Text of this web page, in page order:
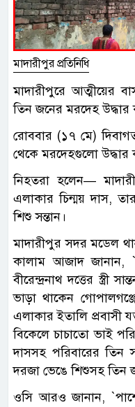
মাদারীপুর প্রতিনিধি
মাদারীপুরে আত্মীয়ের
তিন জনের মরদেহ উদ্ধার
রোববার (১৭ মে)
থেকে মরদেহগুলো উদ্ধার
নিহতরা হলেন—
এলাকার চিন্ময় দাস,
শিশু সন্তান।
মাদারীপুর সদর মডেল
কালাম আজাদ জানান,
বীরেন্দ্রনাথ দত্তের স্ত্রী
ভাড়া থাকেন
এলাকার ইতালি প্রবাসী
বিকেলে চাচাতো ভাই
দাসসহ পরিবারের তিন
দরজা ভেঙে শিশুসহ তিন
ওসি আরও জানান,